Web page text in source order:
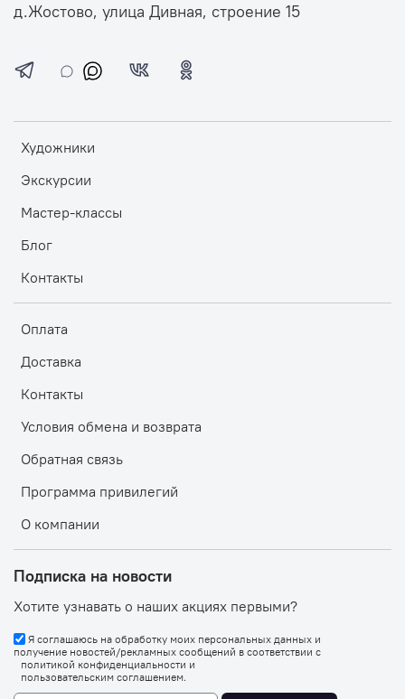
Художники
Экскурсии
Мастер-классы
Блог
Контакты
Оплата
Доставка
Контакты
Условия обмена и возврата
Обратная связь
Программа привилегий
О компании
Подписка на новости
Хотите узнавать о наших акциях первыми?
Я соглашаюсь на обработку моих персональных данных и
получение новостей/рекламных сообщений в соответствии с
политикой конфиденциальности и
пользовательским соглашением.
д.Жостово, улица Дивная, строение 15